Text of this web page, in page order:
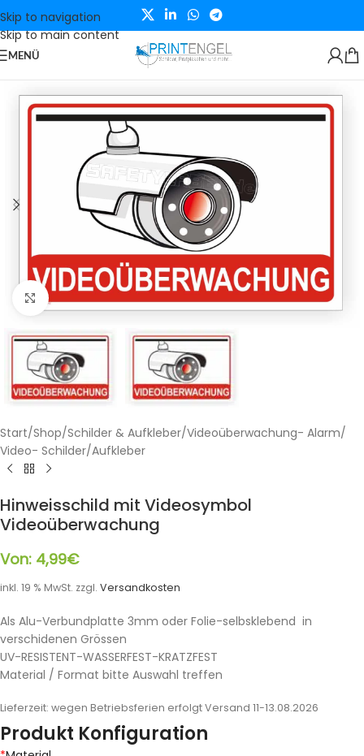
Skip to navigation
Skip to main content
MENÜ
Klicken zum Vergrößern
Start/Shop/Schilder & Aufkleber/Videoüberwachung- Alarm/
Video- Schilder/Aufkleber
Hinweisschild mit Videosymbol
Videoüberwachung
Von: 4,99€
inkl. 19 % MwSt. zzgl. Versandkosten
Als Alu-Verbundplatte 3mm oder Folie-selbsklebend in
verschidenen Grössen
UV-RESISTENT-WASSERFEST-KRATZFEST
Material / Format bitte Auswahl treffen
Lieferzeit: wegen Betriebsferien erfolgt Versand 11-13.08.2026
Produkt Konfiguration